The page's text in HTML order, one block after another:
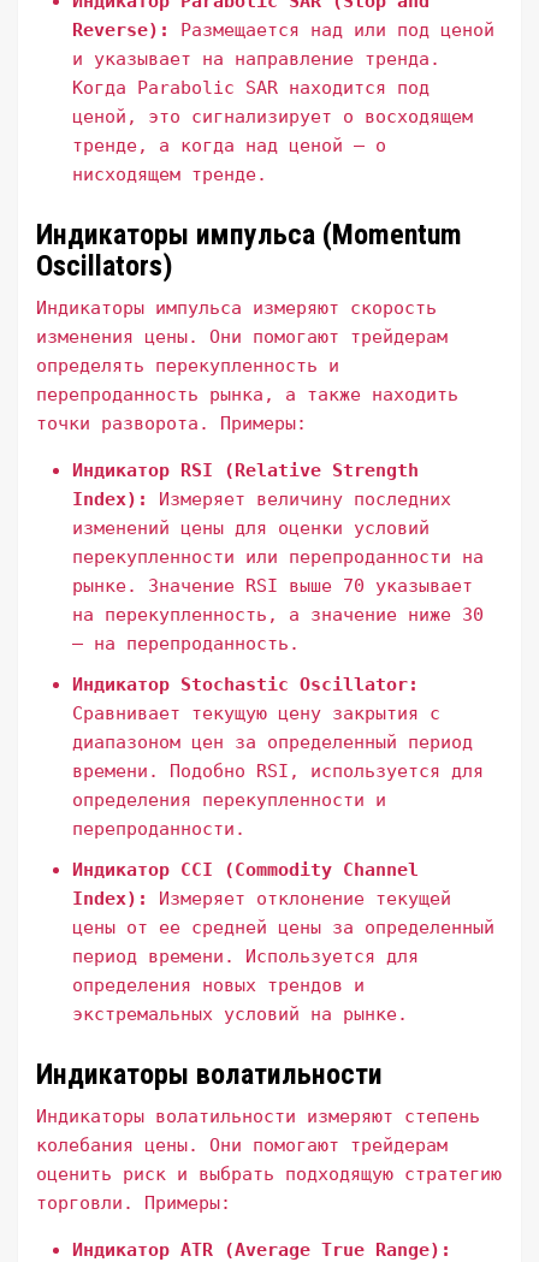
Reverse):
Размещается над или под ценой
и указывает на направление тренда.
Когда Parabolic SAR находится под
ценой, это сигнализирует о восходящем
тренде, а когда над ценой – о
нисходящем тренде.
Индикаторы импульса (Momentum
Oscillators)
Индикаторы импульса измеряют скорость
изменения цены. Они помогают трейдерам
определять перекупленность и
перепроданность рынка, а также находить
точки разворота. Примеры:
Индикатор RSI (Relative Strength
Index):
Измеряет величину последних
изменений цены для оценки условий
перекупленности или перепроданности на
рынке. Значение RSI выше 70 указывает
на перекупленность, а значение ниже 30
– на перепроданность.
Индикатор Stochastic Oscillator:
Сравнивает текущую цену закрытия с
диапазоном цен за определенный период
времени. Подобно RSI, используется для
определения перекупленности и
перепроданности.
Индикатор CCI (Commodity Channel
Index):
Измеряет отклонение текущей
цены от ее средней цены за определенный
период времени. Используется для
определения новых трендов и
экстремальных условий на рынке.
Индикаторы волатильности
Индикаторы волатильности измеряют степень
колебания цены. Они помогают трейдерам
оценить риск и выбрать подходящую стратегию
торговли. Примеры:
Индикатор ATR (Average True Range):